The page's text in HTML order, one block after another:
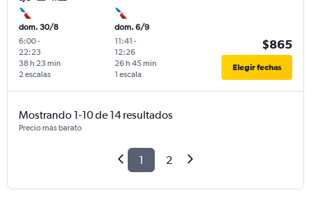
dom. 30/8
6:00-
22:23
2 escalas
38 h 23 min
dom. 6/9
11:41 -
12:26
1 escala
26 h 45 min
$865
Elegir fechas
Mostrando 1-10 de 14 resultados
Precio más barato
1 2